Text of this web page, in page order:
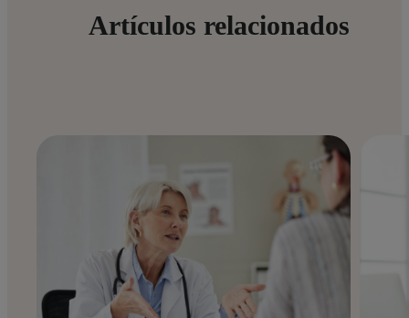
Artículos relacionados